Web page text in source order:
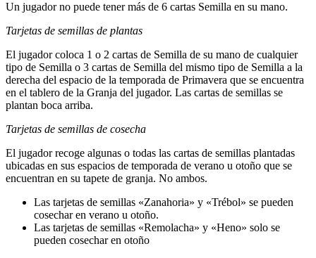
Un jugador no puede tener más de 6 cartas Semilla en su mano.
Tarjetas de semillas de plantas
El jugador coloca 1 o 2 cartas de Semilla de su mano de cualquier
tipo de Semilla o 3 cartas de Semilla del mismo tipo de Semilla a la
derecha del espacio de la temporada de Primavera que se encuentra
en el tablero de la Granja del jugador. Las cartas de semillas se
plantan boca arriba.
Tarjetas de semillas de cosecha
El jugador recoge algunas o todas las cartas de semillas plantadas
ubicadas en sus espacios de temporada de verano u otoño que se
encuentran en su tapete de granja. No ambos.
Las tarjetas de semillas «Zanahoria» y «Trébol» se pueden
cosechar en verano u otoño.
Las tarjetas de semillas «Remolacha» y «Heno» solo se
pueden cosechar en otoño